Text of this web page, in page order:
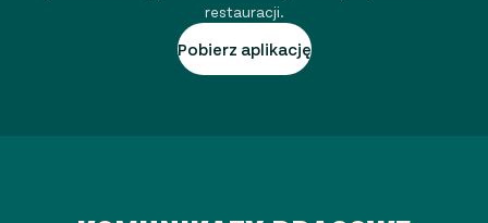
restauracji.
Pobierz aplikację